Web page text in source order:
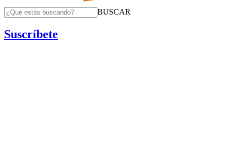
BUSCAR
Suscríbete